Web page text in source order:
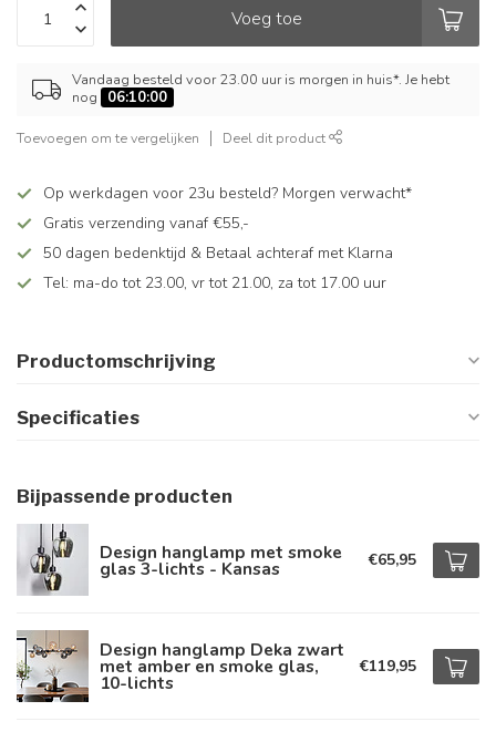
Voeg toe
Vandaag besteld voor 23.00 uur is morgen in huis*. Je hebt
nog
06:10:00
Toevoegen om te vergelijken Deel dit product
Op werkdagen voor 23u besteld? Morgen verwacht*
Gratis verzending vanaf €55,-
50 dagen bedenktijd & Betaal achteraf met Klarna
Tel: ma-do tot 23.00, vr tot 21.00, za tot 17.00 uur
Productomschrijving
Specificaties
Bijpassende producten
Design hanglamp met smoke
glas 3-lichts - Kansas €65,95
Design hanglamp Deka zwart
met amber en smoke glas,
10-lichts
€119,95